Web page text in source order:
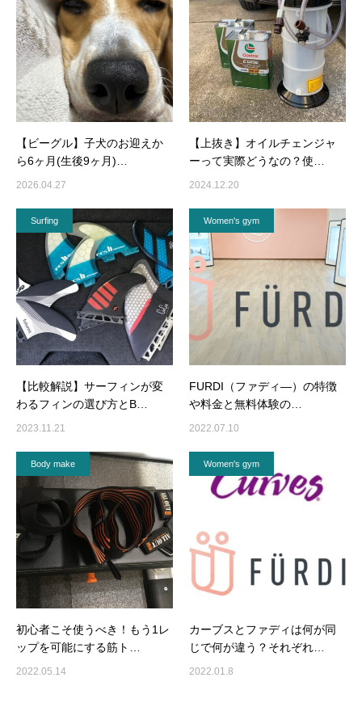
【ビーグル】子犬のお迎えか
ら6ヶ月(生後9ヶ月)…
2026.04.27
【上抜き】オイルチェンジャ
ーって実際どうなの？使…
2024.12.20
Surfing
【比較解説】サーフィンが変
わるフィンの選び方とB…
2023.11.21
Women's gym
FURDI（ファディ―）の特徴
や料金と無料体験の…
2022.07.10
Body make
初心者こそ使うべき！もう1レ
ップを可能にする筋ト…
2022.05.14
Women's gym
カーブスとファディは何が同
じで何が違う？それぞれ…
2022.01.8